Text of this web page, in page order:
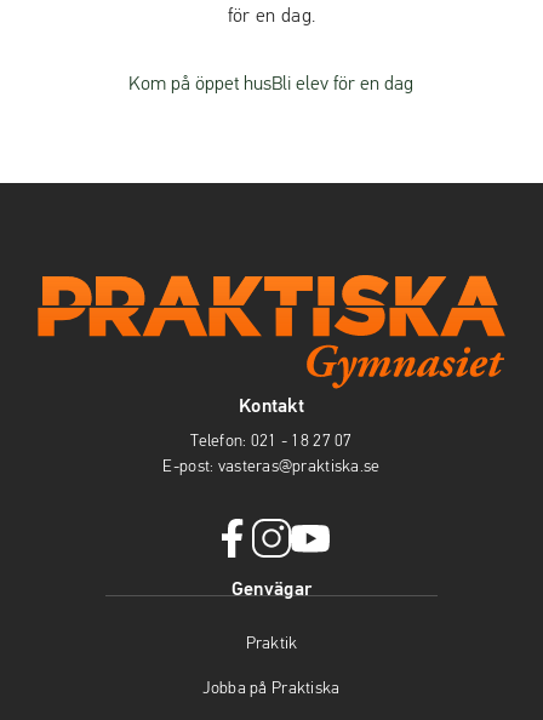
för en dag.
Kom på öppet husBli elev för en dag
Kontakt
Telefon: 021 - 18 27 07
E-post: vasteras@praktiska.se
a
o
n
t
g
o
b
Genvägar
Praktik
Jobba på Praktiska